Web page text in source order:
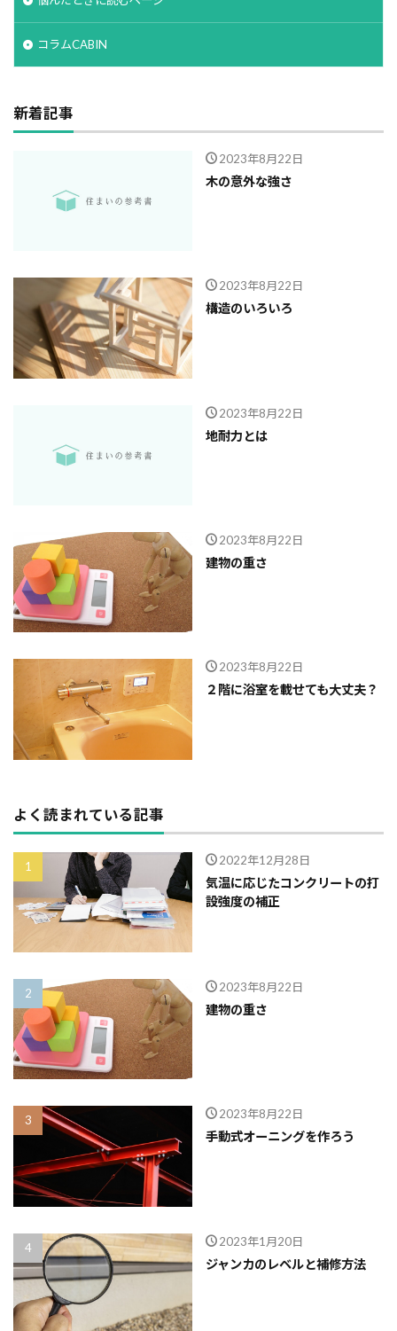
コラムCABIN
新着記事
2023年8月22日
木の意外な強さ
2023年8月22日
構造のいろいろ
2023年8月22日
地耐力とは
2023年8月22日
建物の重さ
2023年8月22日
２階に浴室を載せても大丈夫？
よく読まれている記事
2022年12月28日
気温に応じたコンクリートの打
設強度の補正
2023年8月22日
建物の重さ
2023年8月22日
手動式オーニングを作ろう
2023年1月20日
ジャンカのレベルと補修方法